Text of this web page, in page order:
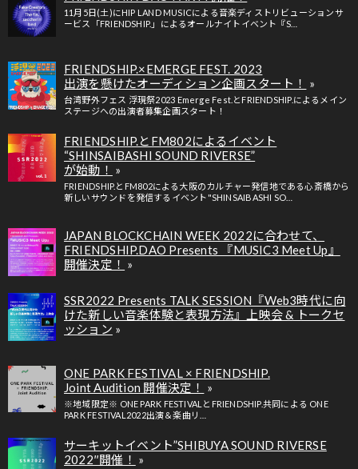
11月5日(土)にHIP LAND MUSICによる音楽ディストリビューションサ
ービス「FRIENDSHIP.」によるオールナイトイベント『S…
FRIENDSHIP.×EMERGE FEST. 2023
出演を懸けたオーディション企画スタート！
台湾野外フェス 浮現祭2023 Emerge Fest.とFRIENDSHIP.によるメイン
ステージへの出演者募集企画スタート！
FRIENDSHIP.とFM802によるイベント
“SHINSAIBASHI SOUND RIVERSE”
が始動！
FRIENDSHIP.とFM802による大阪のカルチャー発信地である心斎橋から
新しいサウンドを発信するイベント"SHINSAIBASHI SO…
JAPAN BLOCKCHAIN WEEK 2022に合わせて、
FRIENDSHIP.DAO Presents 『MUSIC3 Meet Up』
開催決定！
SSR2022 Presents TALK SESSION『Web3時代に向
けた新しい音楽体験と表現方法』上映会 & トークセ
ッション
ONE PARK FESTIVAL × FRIENDSHIP.
Joint Audition 開催決定！
※地域限定※ ONE PARK FESTIVALとFRIENDSHIP.共同による ONE
PARK FESTIVAL2022出演＆楽曲リ…
サーキットイベント”SHIBUYA SOUND RIVERSE
2022″開催！